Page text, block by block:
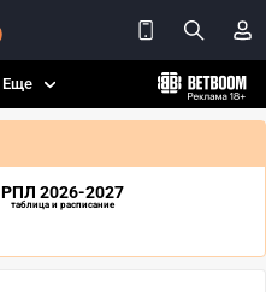
Еще
РПЛ 2026-2027
таблица и расписание